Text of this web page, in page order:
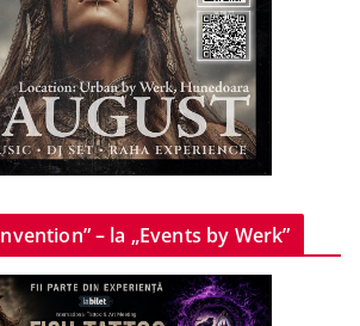
– la „Events by Werk”